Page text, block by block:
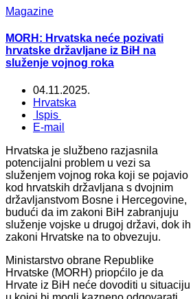
Magazine
MORH: Hrvatska neće pozivati
hrvatske državljane iz BiH na
služenje vojnog roka
04.11.2025.
Hrvatska
Ispis
E-mail
Hrvatska je službeno razjasnila
potencijalni problem u vezi sa
služenjem vojnog roka koji se pojavio
kod hrvatskih državljana s dvojnim
državljanstvom Bosne i Hercegovine,
budući da im zakoni BiH zabranjuju
služenje vojske u drugoj državi, dok ih
zakoni Hrvatske na to obvezuju.
Ministarstvo obrane Republike
Hrvatske (MORH) priopćilo je da
Hrvate iz BiH neće dovoditi u situaciju